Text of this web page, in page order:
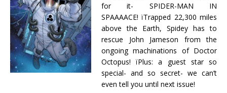
for it- SPIDER-MAN IN
SPAAAACE! ïTrapped 22,300 miles
above the Earth, Spidey has to
rescue John Jameson from the
ongoing machinations of Doctor
Octopus! ïPlus: a guest star so
special- and so secret- we can’t
even tell you until next issue!